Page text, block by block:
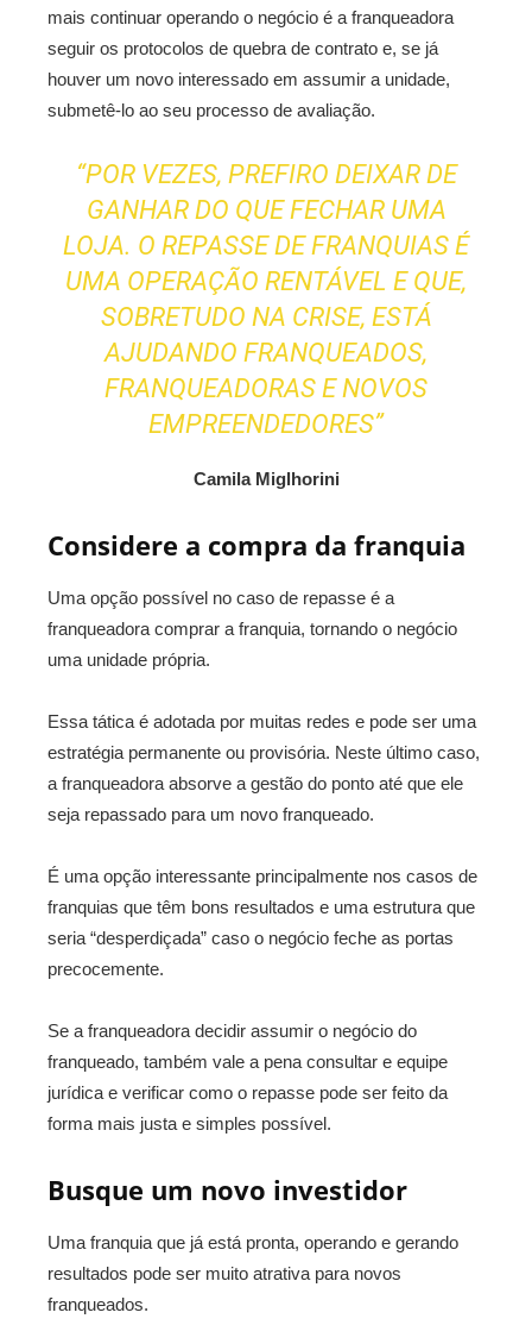
mais continuar operando o negócio é a franqueadora
seguir os protocolos de quebra de contrato e, se já
houver um novo interessado em assumir a unidade,
submetê-lo ao seu processo de avaliação.
“POR VEZES, PREFIRO DEIXAR DE
GANHAR DO QUE FECHAR UMA
LOJA. O REPASSE DE FRANQUIAS É
UMA OPERAÇÃO RENTÁVEL E QUE,
SOBRETUDO NA CRISE, ESTÁ
AJUDANDO FRANQUEADOS,
FRANQUEADORAS E NOVOS
EMPREENDEDORES”
Camila Miglhorini
Considere a compra da franquia
Uma opção possível no caso de repasse é a
franqueadora comprar a franquia, tornando o negócio
uma unidade própria.
Essa tática é adotada por muitas redes e pode ser uma
estratégia permanente ou provisória. Neste último caso,
a franqueadora absorve a gestão do ponto até que ele
seja repassado para um novo franqueado.
É uma opção interessante principalmente nos casos de
franquias que têm bons resultados e uma estrutura que
seria “desperdiçada” caso o negócio feche as portas
precocemente.
Se a franqueadora decidir assumir o negócio do
franqueado, também vale a pena consultar e equipe
jurídica e verificar como o repasse pode ser feito da
forma mais justa e simples possível.
Busque um novo investidor
Uma franquia que já está pronta, operando e gerando
resultados pode ser muito atrativa para novos
franqueados.